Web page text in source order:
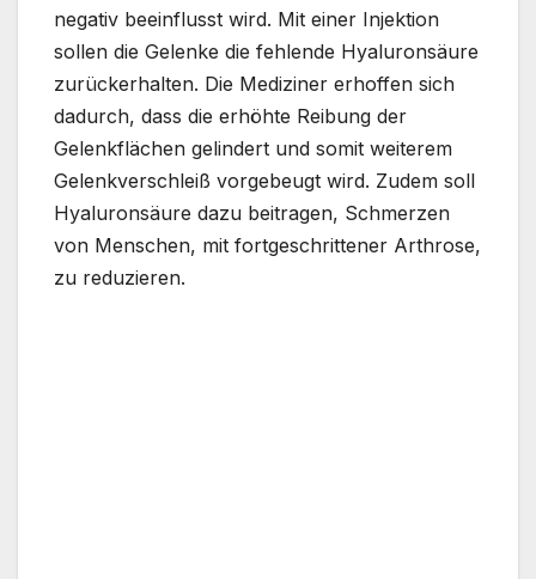
negativ beeinflusst wird. Mit einer Injektion
sollen die Gelenke die fehlende Hyaluronsäure
zurückerhalten. Die Mediziner erhoffen sich
dadurch, dass die erhöhte Reibung der
Gelenkflächen gelindert und somit weiterem
Gelenkverschleiß vorgebeugt wird. Zudem soll
Hyaluronsäure dazu beitragen, Schmerzen
von Menschen, mit fortgeschrittener Arthrose,
zu reduzieren.